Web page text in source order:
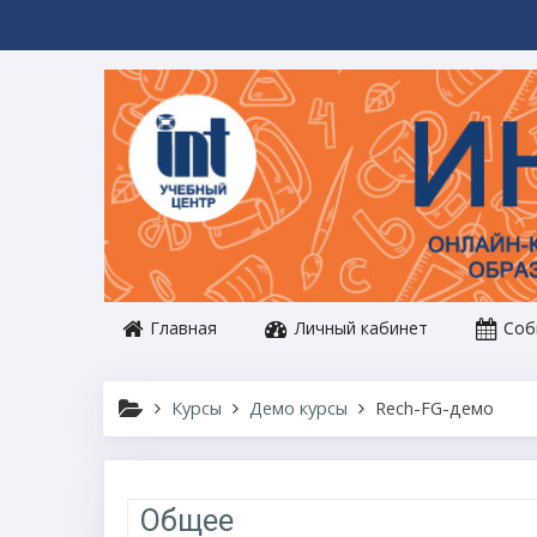
Главная Личный кабинет
Курсы Демо курсы Rech-FG-демо
Тематический план
Общее